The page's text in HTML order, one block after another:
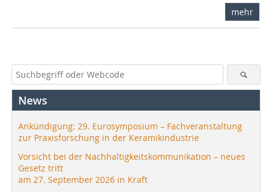
mehr
News
Ankündigung: 29. Eurosymposium – Fachveranstaltung
zur Praxisforschung in der Keramikindustrie
Vorsicht bei der Nachhaltigkeitskommunikation – neues
Gesetz tritt
am 27. September 2026 in Kraft